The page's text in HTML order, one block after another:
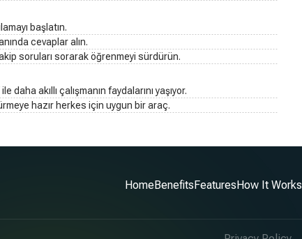
başlatın.
cevaplar alın.
soruları sorarak öğrenmeyi sürdürün.
daha akıllı çalışmanın faydalarını yaşıyor.
hazır herkes için uygun bir araç.
HomeBenefitsFeaturesHow It Works